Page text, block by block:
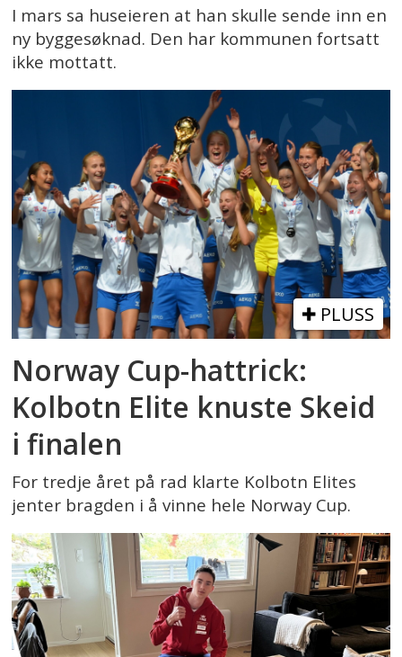
I mars sa huseieren at han skulle sende inn en
ny byggesøknad. Den har kommunen fortsatt
ikke mottatt.
PLUSS
Norway Cup-hattrick:
Kolbotn Elite knuste Skeid
i finalen
For tredje året på rad klarte Kolbotn Elites
jenter bragden i å vinne hele Norway Cup.